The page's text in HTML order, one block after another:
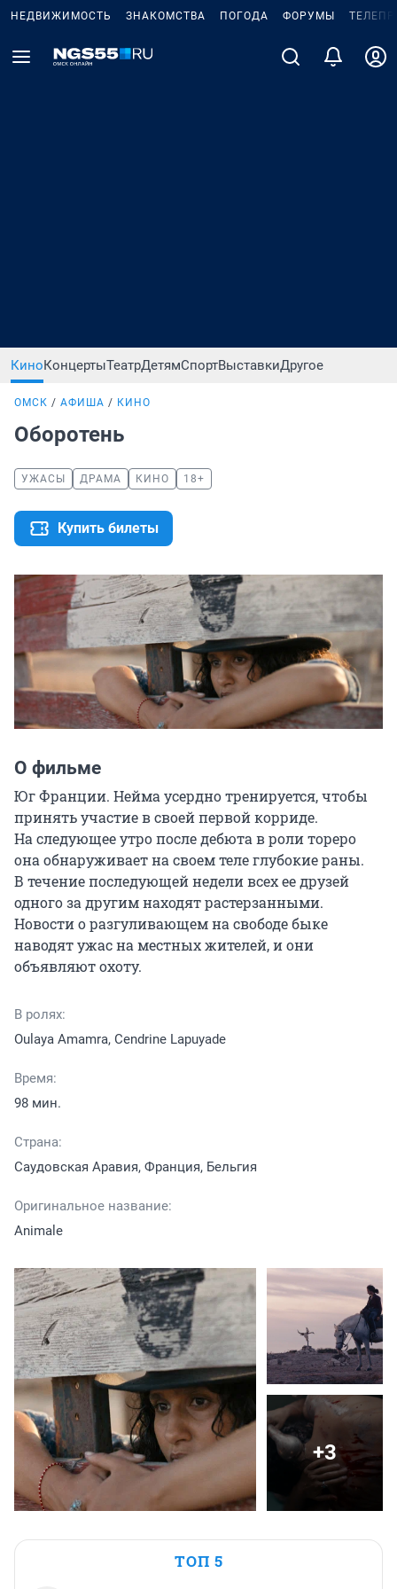
НЕДВИЖИМОСТЬ ЗНАКОМСТВА ПОГОДА ФОРУМЫ
КиноКонцертыТеатрДетямСпортВыставкиДругое
ОМСК АФИША КИНО
Оборотень
УЖАСЫ ДРАМА КИНО 18+
Купить билеты
О фильме
Юг Франции. Нейма усердно тренируется, чтобы
принять участие в своей первой корриде.
На следующее утро после дебюта в роли тореро
она обнаруживает на своем теле глубокие раны.
В течение последующей недели всех ее друзей
одного за другим находят растерзанными.
Новости о разгуливающем на свободе быке
наводят ужас на местных жителей, и они
объявляют охоту.
В ролях:
Oulaya Amamra, Cendrine Lapuyade
Время:
98 мин.
Страна:
Саудовская Аравия, Франция, Бельгия
Оригинальное название:
Animale
+3
ТОП 5